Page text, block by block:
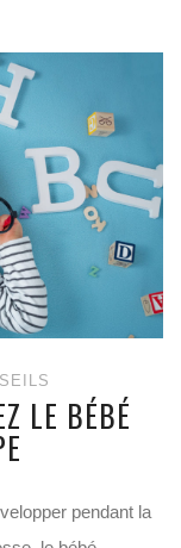
LE BÉBÉ
pendant la